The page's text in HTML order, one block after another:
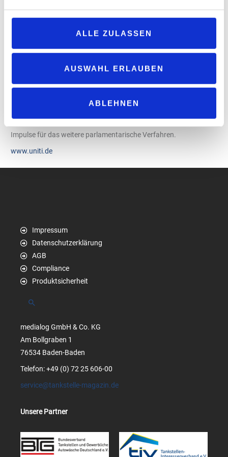
ALLE ZULASSEN
AUSWAHL ERLAUBEN
ABLEHNEN
Empfehlung. Die seitens des Verbandes vorgetragene Kritik am
Gesetzentwurf der Bundesregierung vom Dezember 2025, der
bis zum Jahr 2040 fortschreiben würde, teilt der Bundesrat in
seinem Beschluss. Er tritt ebenfalls für eine Verlängerung bis
Impulse für das weitere parlamentarische Verfahren.
www.uniti.de
Impressum
Datenschutzerklärung
AGB
Compliance
Produktsicherheit
Suchen
medialog GmbH & Co. KG
Am Bollgraben 1
76534 Baden-Baden
Telefon: +49 (0) 72 25 606-00
service@tankstelle-magazin.de
Unsere Partner